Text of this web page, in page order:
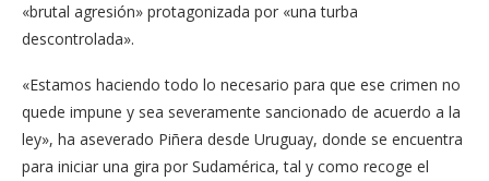
«brutal agresión» protagonizada por «una turba
descontrolada».
«Estamos haciendo todo lo necesario para que ese crimen no
quede impune y sea severamente sancionado de acuerdo a la
ley», ha aseverado Piñera desde Uruguay, donde se encuentra
para iniciar una gira por Sudamérica, tal y como recoge el